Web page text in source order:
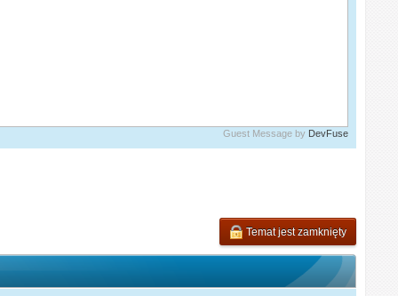
Guest Message by DevFuse
Temat jest zamknięty